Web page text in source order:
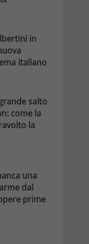
in
italiano
salto
come la
la
una
dal
prime